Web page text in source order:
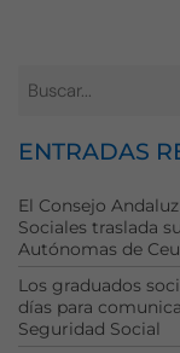
ENTRADAS
El Consejo
Sociales traslada
Autónomas de
Los graduados
días para
Seguridad Social